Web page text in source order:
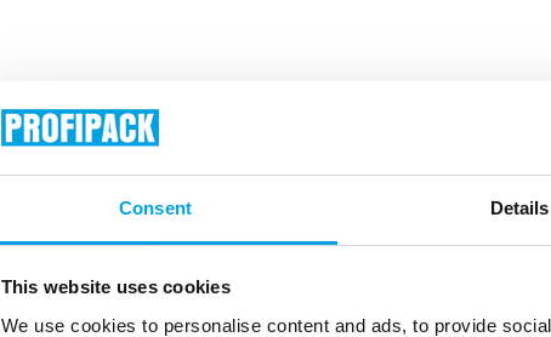
Consent Details
This website uses cookies
We use cookies to personalise content and ads, to provide